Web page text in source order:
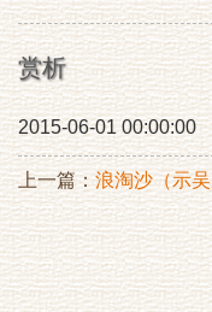
赏析
2015-06-01 00:00:00
上一篇：浪淘沙（示
奎）